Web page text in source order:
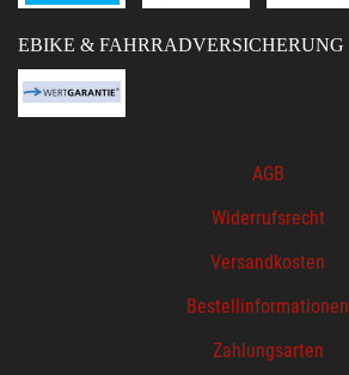
EBIKE & FAHRRADVERSICHERUNG
AGB
Widerrufsrecht
Versandkosten
Bestellinformationen
Zahlungsarten